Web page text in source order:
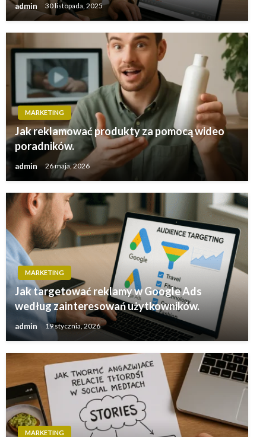
admin 30 listopada, 2025
MARKETING
Jak reklamować produkty za pomocą wideo
poradników.
admin 26 maja, 2026
MARKETING
Jak targetować reklamy w Google Ads
według zainteresowań użytkowników.
admin 19 stycznia, 2026
MARKETING